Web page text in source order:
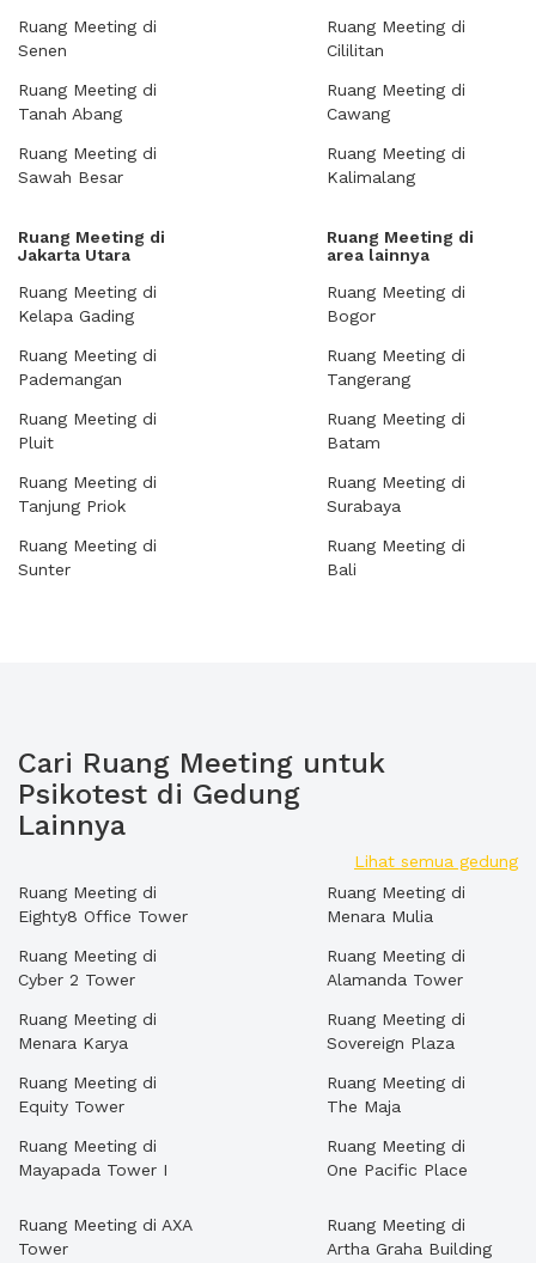
Ruang Meeting di
Senen
Ruang Meeting di
Tanah Abang
Ruang Meeting di
Sawah Besar
Ruang Meeting di
Cililitan
Ruang Meeting di
Cawang
Ruang Meeting di
Kalimalang
Ruang Meeting di
Jakarta Utara
Ruang Meeting di
Kelapa Gading
Ruang Meeting di
Pademangan
Ruang Meeting di
Pluit
Ruang Meeting di
Tanjung Priok
Ruang Meeting di
Sunter
Ruang Meeting di
area lainnya
Ruang Meeting di
Bogor
Ruang Meeting di
Tangerang
Ruang Meeting di
Batam
Ruang Meeting di
Surabaya
Ruang Meeting di
Bali
Cari Ruang Meeting untuk
Psikotest di Gedung
Lainnya
Lihat semua gedung
Ruang Meeting di
Eighty8 Office Tower
Ruang Meeting di
Cyber 2 Tower
Ruang Meeting di
Menara Karya
Ruang Meeting di
Equity Tower
Ruang Meeting di
Mayapada Tower I
Ruang Meeting di
Menara Mulia
Ruang Meeting di
Alamanda Tower
Ruang Meeting di
Sovereign Plaza
Ruang Meeting di
The Maja
Ruang Meeting di
One Pacific Place
Ruang Meeting di AXA
Tower
Ruang Meeting di
Artha Graha Building